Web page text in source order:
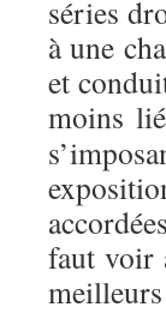
séries
à une
et
moins
faut voir